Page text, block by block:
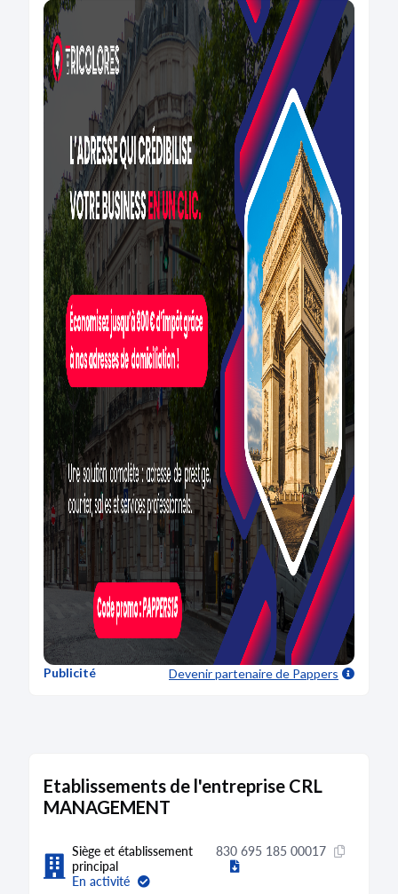
Publicité Devenir partenairede Pappers
Etablissements de l'entreprise CRL
MANAGEMENT
Siège et établissement
principal
En activité
830 695 185 00017